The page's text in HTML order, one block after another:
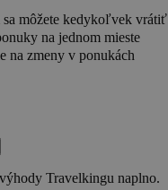
môžete kedykoľvek vrátiť
na jednom mieste
na zmeny v ponukách
Travelkingu naplno.